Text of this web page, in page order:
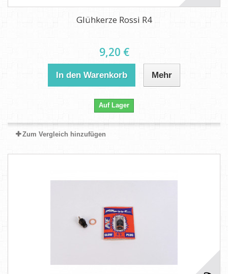
Glühkerze Rossi R4
9,20 €
In den Warenkorb Mehr
Auf Lager
Zum Vergleich hinzufügen